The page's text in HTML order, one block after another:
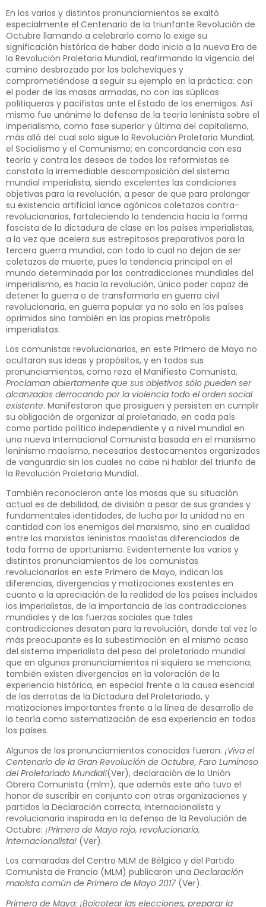
En los varios y distintos pronunciamientos se exaltó
especialmente el Centenario de la triunfante Revolución de
Octubre llamando a celebrarlo como lo exige su
significación histórica de haber dado inicio a la nueva Era de
la Revolución Proletaria Mundial, reafirmando la vigencia del
camino desbrozado por los bolcheviques y
comprometiéndose a seguir su ejemplo en la práctica: con
el poder de las masas armadas, no con las súplicas
politiqueras y pacifistas ante el Estado de los enemigos. Así
mismo fue unánime la defensa de la teoría leninista sobre el
imperialismo, como fase superior y última del capitalismo,
más allá del cual solo sigue la Revolución Proletaria Mundial,
el Socialismo y el Comunismo; en concordancia con esa
teoría y contra los deseos de todos los reformistas se
constata la irremediable descomposición del sistema
mundial imperialista, siendo excelentes las condiciones
objetivas para la revolución, a pesar de que para prolongar
su existencia artificial lance agónicos coletazos contra-
revolucionarios, fortaleciendo la tendencia hacia la forma
fascista de la dictadura de clase en los países imperialistas,
a la vez que acelera sus estrepitosos preparativos para la
tercera guerra mundial, con todo lo cual no dejan de ser
coletazos de muerte, pues la tendencia principal en el
mundo determinada por las contradicciones mundiales del
imperialismo, es hacia la revolución, único poder capaz de
detener la guerra o de transformarla en guerra civil
revolucionaria, en guerra popular ya no solo en los países
oprimidos sino también en las propias metrópolis
imperialistas.
Los comunistas revolucionarios, en este Primero de Mayo no
ocultaron sus ideas y propósitos, y en todos sus
pronunciamientos, como reza el Manifiesto Comunista,
Proclaman abiertamente que sus objetivos sólo pueden ser
alcanzados derrocando por la violencia todo el orden social
existente. Manifestaron que prosiguen y persisten en cumplir
su obligación de organizar al proletariado, en cada país
como partido político independiente y a nivel mundial en
una nueva Internacional Comunista basada en el marxismo
leninismo maoísmo, necesarios destacamentos organizados
de vanguardia sin los cuales no cabe ni hablar del triunfo de
la Revolución Proletaria Mundial.
También reconocieron ante las masas que su situación
actual es de debilidad, de división a pesar de sus grandes y
fundamentales identidades, de lucha por la unidad no en
cantidad con los enemigos del marxismo, sino en cualidad
entre los marxistas leninistas maoístas diferenciados de
toda forma de oportunismo. Evidentemente los varios y
distintos pronunciamientos de los comunistas
revolucionarios en este Primero de Mayo, indican las
diferencias, divergencias y matizaciones existentes en
cuanto a la apreciación de la realidad de los países incluidos
los imperialistas, de la importancia de las contradicciones
mundiales y de las fuerzas sociales que tales
contradicciones desatan para la revolución, donde tal vez lo
más preocupante es la subestimación en el mismo ocaso
del sistema imperialista del peso del proletariado mundial
que en algunos pronunciamientos ni siquiera se menciona;
también existen divergencias en la valoración de la
experiencia histórica, en especial frente a la causa esencial
de las derrotas de la Dictadura del Proletariado, y
matizaciones importantes frente a la línea de desarrollo de
la teoría como sistematización de esa experiencia en todos
los países.
Algunos de los pronunciamientos conocidos fueron: ¡Viva el
Centenario de la Gran Revolución de Octubre, Faro Luminoso
del Proletariado Mundial!(Ver), declaración de la Unión
Obrera Comunista (mlm), que además este año tuvo el
honor de suscribir en conjunto con otras organizaciones y
partidos la Declaración correcta, internacionalista y
revolucionaria inspirada en la defensa de la Revolución de
Octubre: ¡Primero de Mayo rojo, revolucionario,
internacionalista! (Ver).
Los camaradas del Centro MLM de Bélgica y del Partido
Comunista de Francia (MLM) publicaron una Declaración
maoísta común de Primero de Mayo 2017 (Ver).
Primero de Mayo: ¡Boicotear las elecciones, preparar la